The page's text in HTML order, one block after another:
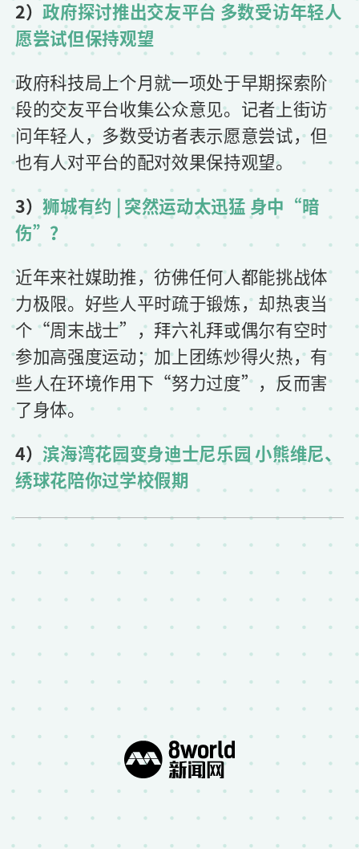
2）政府探讨推出交友平台 多数受访年轻人
愿尝试但保持观望
政府科技局上个月就一项处于早期探索阶
段的交友平台收集公众意见。记者上街访
问年轻人，多数受访者表示愿意尝试，但
也有人对平台的配对效果保持观望。
3）狮城有约 | 突然运动太迅猛 身中“暗
伤”？
近年来社媒助推，彷佛任何人都能挑战体
力极限。好些人平时疏于锻炼，却热衷当
个“周末战士”，拜六礼拜或偶尔有空时
参加高强度运动；加上团练炒得火热，有
些人在环境作用下“努力过度”，反而害
了身体。
4） 滨海湾花园变身迪士尼乐园 小熊维尼、
绣球花陪你过学校假期